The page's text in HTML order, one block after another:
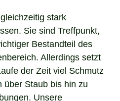
stark
Sie sind Treffpunkt,
Bestandteil des
Allerdings setzt
der Zeit viel Schmutz
über Staub bis hin zu
Unsere